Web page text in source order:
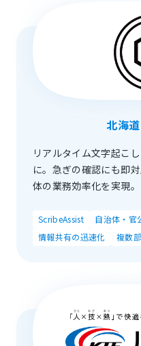
北海
リアルタイム文字起こ
に。急ぎの確認にも即
体の業務効率化を実現。
ScribeAssist 自治体・官
情報共有の迅速化
複数